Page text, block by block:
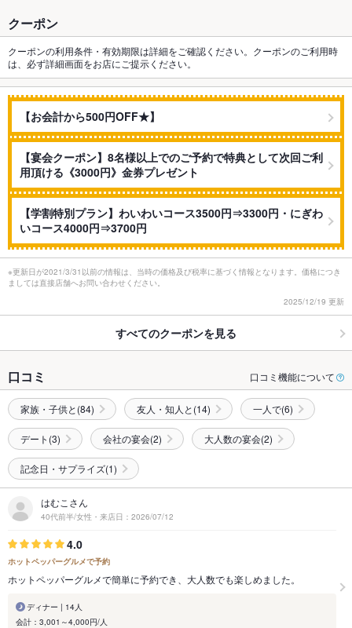
クーポン
クーポンの利用条件・有効期限は詳細をご確認ください。クーポンのご利用時
は、必ず詳細画面をお店にご提示ください。
【お会計から500円OFF★】
【宴会クーポン】8名様以上でのご予約で特典として次回ご利
用頂ける《3000円》金券プレゼント
【学割特別プラン】わいわいコース3500円⇒3300円・にぎわ
いコース4000円⇒3700円
※更新日が2021/3/31以前の情報は、当時の価格及び税率に基づく情報となります。価格につき
ましては直接店舗へお問い合わせください。
2025/12/19 更新
すべてのクーポンを見る
口コミ 口コミ機能について
家族・子供と(84) 友人・知人と(14) 一人で(6)
デート(3) 会社の宴会(2) 大人数の宴会(2)
記念日・サプライズ(1)
はむこさん
40代前半/女性・来店日：2026/07/12
4.0
ホットペッパーグルメで予約
ホットペッパーグルメで簡単に予約でき、大人数でも楽しめました。
ディナー | 14人
会計：3,001～4,000円/人